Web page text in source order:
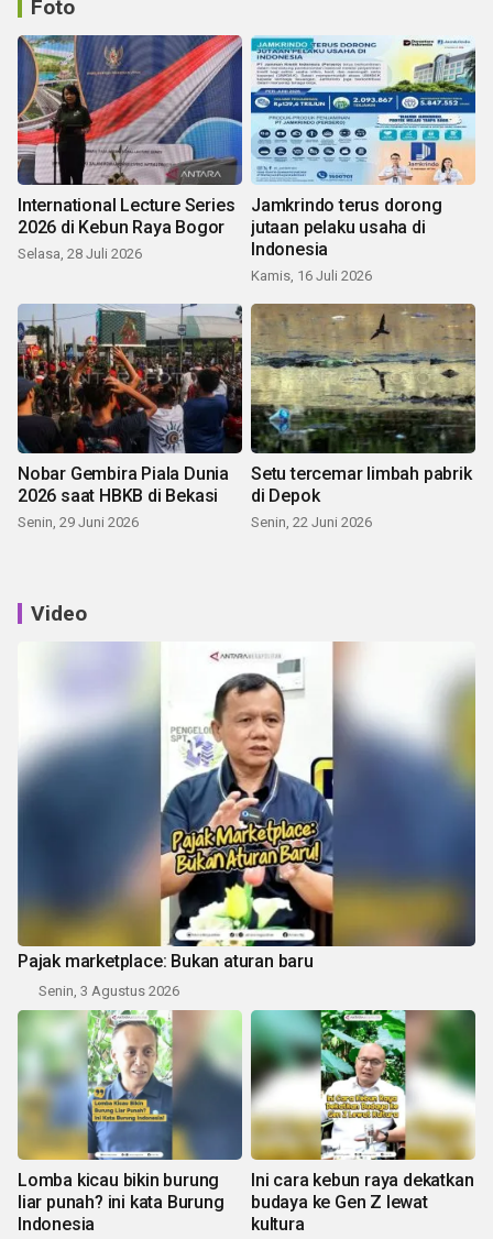
Foto
International Lecture Series
2026 di Kebun Raya Bogor
Selasa, 28 Juli 2026
Jamkrindo terus dorong
jutaan pelaku usaha di
Indonesia
Kamis, 16 Juli 2026
Nobar Gembira Piala Dunia
2026 saat HBKB di Bekasi
Senin, 29 Juni 2026
Setu tercemar limbah pabrik
di Depok
Senin, 22 Juni 2026
Video
Pajak marketplace: Bukan aturan baru
Senin, 3 Agustus 2026
Lomba kicau bikin burung
liar punah? ini kata Burung
Indonesia
Ini cara kebun raya dekatkan
budaya ke Gen Z lewat
kultura